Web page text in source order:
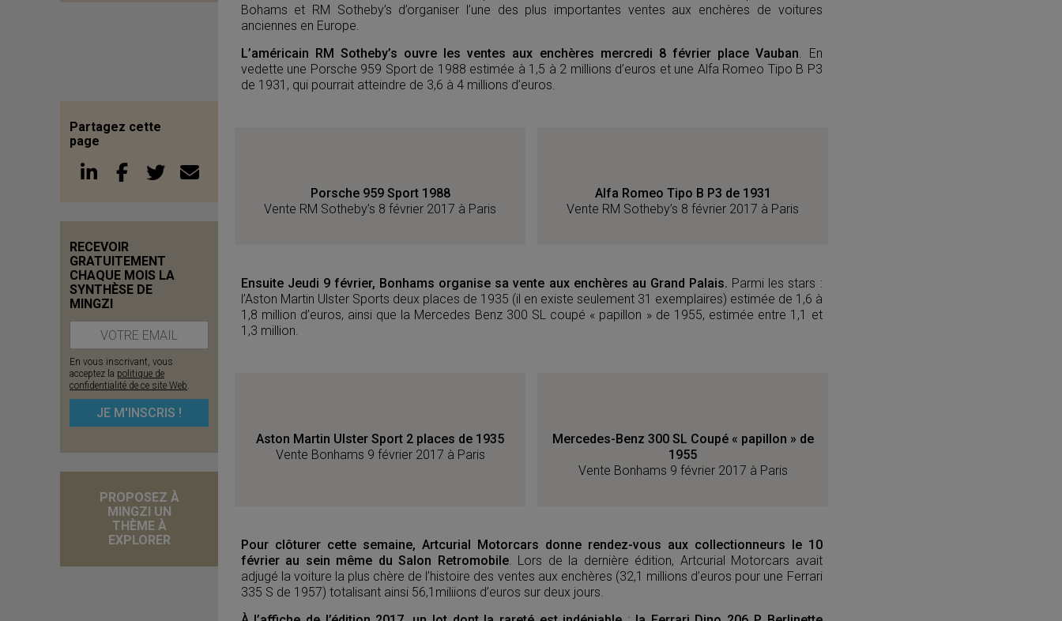
Bohams et RM Sotheby’s d’organiser l’une des plus importantes ventes aux enchères de voitures
anciennes en Europe.
L’américain RM Sotheby’s ouvre les ventes aux enchères mercredi 8 février place Vauban. En
vedette une Porsche 959 Sport de 1988 estimée à 1,5 à 2 millions d’euros et une Alfa Romeo Tipo B P3
de 1931, qui pourrait atteindre de 3,6 à 4 millions d’euros.
Porsche 959 Sport 1988
Vente RM Sotheby’s 8 février 2017 à Paris
Alfa Romeo Tipo B P3 de 1931
Vente RM Sotheby’s 8 février 2017 à Paris
Ensuite Jeudi 9 février, Bonhams organise sa vente aux enchères au Grand Palais. Parmi les stars :
l’Aston Martin Ulster Sports deux places de 1935 (il en existe seulement 31 exemplaires) estimée de 1,6 à
1,8 million d’euros, ainsi que la Mercedes Benz 300 SL coupé « papillon » de 1955, estimée entre 1,1 et
1,3 million.
Aston Martin Ulster Sport 2 places de 1935
Vente Bonhams 9 février 2017 à Paris
Mercedes-Benz 300 SL Coupé « papillon » de
1955
Vente Bonhams 9 février 2017 à Paris
Pour clôturer cette semaine, Artcurial Motorcars donne rendez-vous aux collectionneurs le 10
février au sein même du Salon Retromobile. Lors de la dernière édition, Artcurial Motorcars avait
adjugé la voiture la plus chère de l’histoire des ventes aux enchères (32,1 millions d’euros pour une Ferrari
335 S de 1957) totalisant ainsi 56,1miliions d’euros sur deux jours.
Partagez cette
page
RECEVOIR
GRATUITEMENT
CHAQUE MOIS LA
SYNTHÈSE DE
MINGZI
En vous inscrivant, vous
acceptez la politique de
confidentialité de ce site Web.
PROPOSEZ À
MINGZI UN
THÈME À
EXPLORER